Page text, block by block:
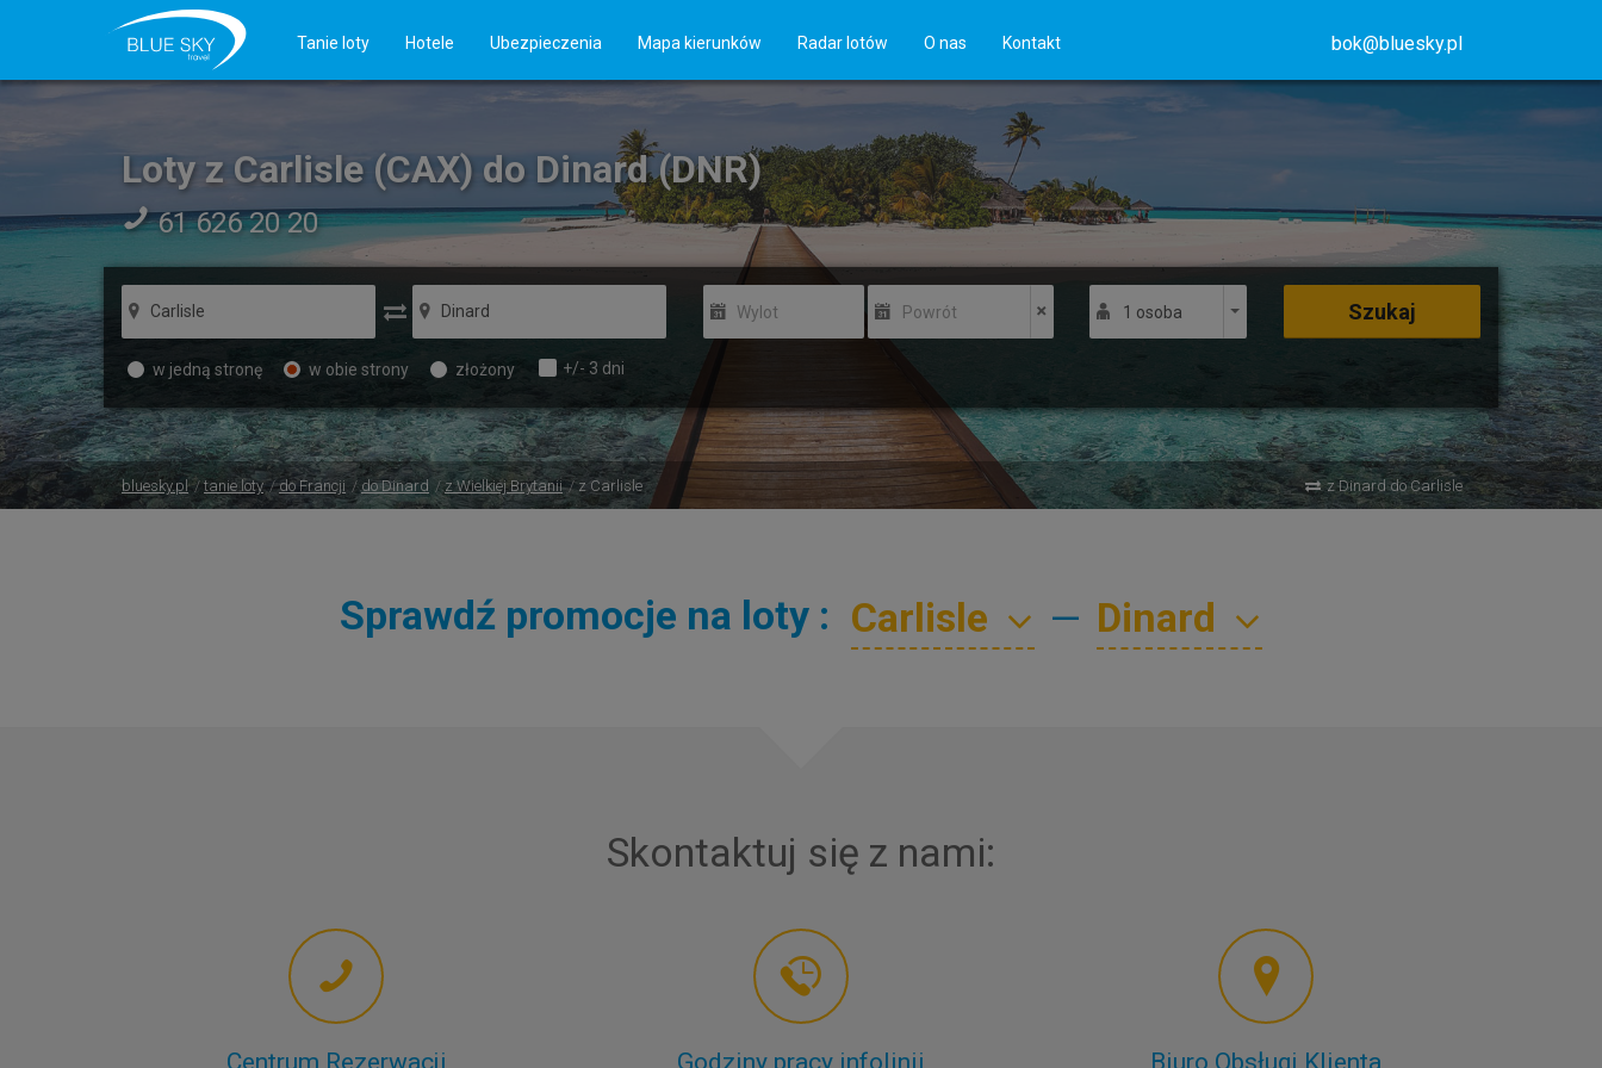
Tanie loty Hotele Ubezpieczenia Mapa kierunków Radar lotów O nas Kontakt bok@bluesky.pl
Loty z Carlisle (CAX) do Dinard (DNR)
61 626 20 20
Wylot Powrót 1 osoba
w jedną stronę w obie strony złożony +/- 3 dni
Szukaj
bluesky.pl tanie loty do Francji do Dinard z Wielkiej Brytanii z Carlisle z Dinard do Carlisle
Sprawdź promocje na loty : —
Skontaktuj się z nami: